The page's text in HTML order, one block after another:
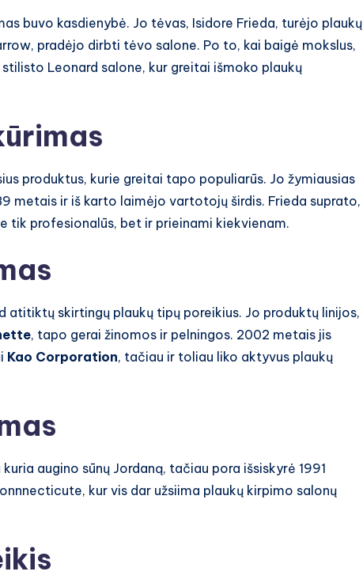
buvo kasdienybė. Jo tėvas, Isidore Frieda, turėjo plaukų
pradėjo dirbti tėvo salone. Po to, kai baigė mokslus,
Leonard salone, kur greitai išmoko plaukų
produktus, kurie greitai tapo populiarūs. Jo žymiausias
metais ir iš karto laimėjo vartotojų širdis. Frieda suprato,
tik profesionalūs, bet ir prieinami kiekvienam.
atitiktų skirtingų plaukų tipų poreikius. Jo produktų linijos,
, tapo gerai žinomos ir pelningos. 2002 metais jis
Kao Corporation, tačiau ir toliau liko aktyvus plaukų
augino sūnų Jordaną, tačiau pora išsiskyrė 1991
kur vis dar užsiima plaukų kirpimo salonų